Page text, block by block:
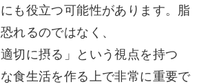
も役立つ可能性があります。脂
れるのではなく、
適切に摂る」という視点を持つ
食生活を作る上で非常に重要で